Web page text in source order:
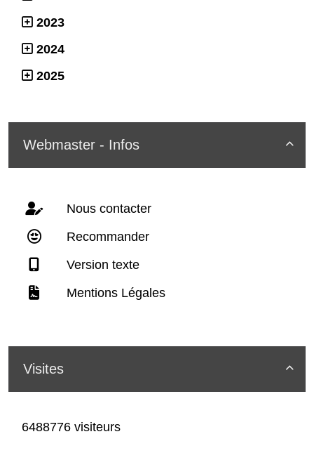
2023
2024
2025

Webmaster - Infos
Nous contacter
Recommander
Version texte
Mentions Légales

Visites
6488776 visiteurs